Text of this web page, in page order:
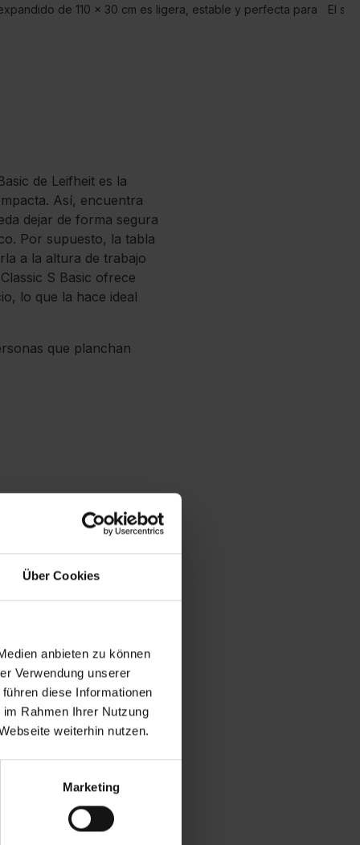
Über Cookies
anbieten zu können
Verwendung unserer
diese Informationen
Rahmen Ihrer Nutzung
weiterhin nutzen.
Marketing
de 110 × 30 cm es ligera, estable y perfecta para El
de Leifheit es la
Así, encuentra
dejar de forma segura
Por supuesto, la tabla
a la altura de trabajo
S Basic ofrece
lo que la hace ideal
que planchan